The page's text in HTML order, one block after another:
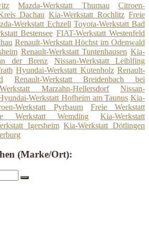
Mazda-Werkstatt Thurnau
Citroen-
Dachau Kia-Werkstatt Rochlitz Freie
Werkstatt Echzell Toyota-Werkstatt Bad
Bestensee FIAT-Werkstatt Westenfeld
Renault-Werkstatt Höchst im Odenwald
Renault-Werkstatt Tuntenhausen Kia-
der Brenz
Nissan-Werkstatt Leiblfing
Hyundai-Werkstatt Kutenholz Renault-
Renault-Werkstatt Breidenbach bei
Marzahn-Hellersdorf
Nissan-
Werkstatt Hofheim am Taunus Kia-
Werkstatt Pyrbaum
Freie Werkstatt
Werkstatt Wemding
Kia-Werkstatt
Igersheim Kia-Werkstatt Dötlingen
(Marke/Ort):
Suchen